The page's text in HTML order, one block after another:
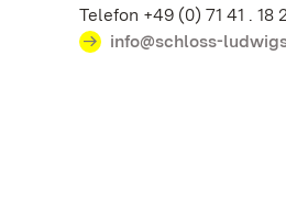
Telefon +49 (0) 71 41 . 18
info@schloss-